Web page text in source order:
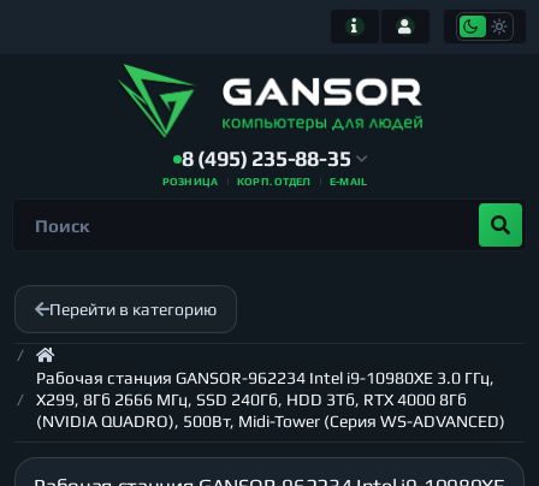
8 (495) 235-88-35
РОЗНИЦА КОРП. ОТДЕЛ E-MAIL
Перейти в категорию
Рабочая станция GANSOR-962234 Intel i9-10980XE 3.0 ГГц,
X299, 8Гб 2666 МГц, SSD 240Гб, HDD 3Тб, RTX 4000 8Гб
(NVIDIA QUADRO), 500Вт, Midi-Tower (Серия WS-ADVANCED)